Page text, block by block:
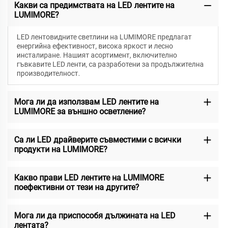
Какви са предимствата на LED лентите на
LUMIMORE?
LED лентовидните светлини на LUMIMORE предлагат
енергийна ефективност, висока яркост и лесно
инсталиране. Нашият асортимент, включително
гъвкавите LED ленти, са разработени за продължителна
производителност.
Мога ли да използвам LED лентите на
LUMIMORE за външно осветление?
Са ли LED драйверите съвместими с всички
продукти на LUMIMORE?
Какво прави LED лентите на LUMIMORE
поефективни от тези на другите?
Мога ли да приспособя дължината на LED
лентата?